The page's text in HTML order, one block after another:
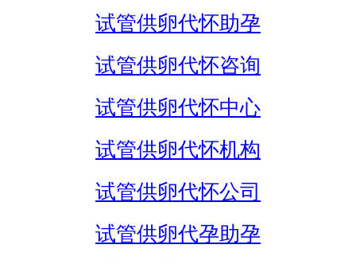
试管供卵代怀助孕
试管供卵代怀咨询
试管供卵代怀中心
试管供卵代怀机构
试管供卵代怀公司
试管供卵代孕助孕